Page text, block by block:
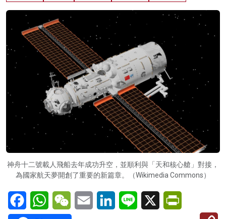
關於我們
神舟十二號載人飛船去年成功升空，並順利與「天和核心艙」對接，
為國家航天夢開創了重要的新篇章。（Wikimedia Commons）
FacebookWhatsAppWeChatEmail LinkedInLine X